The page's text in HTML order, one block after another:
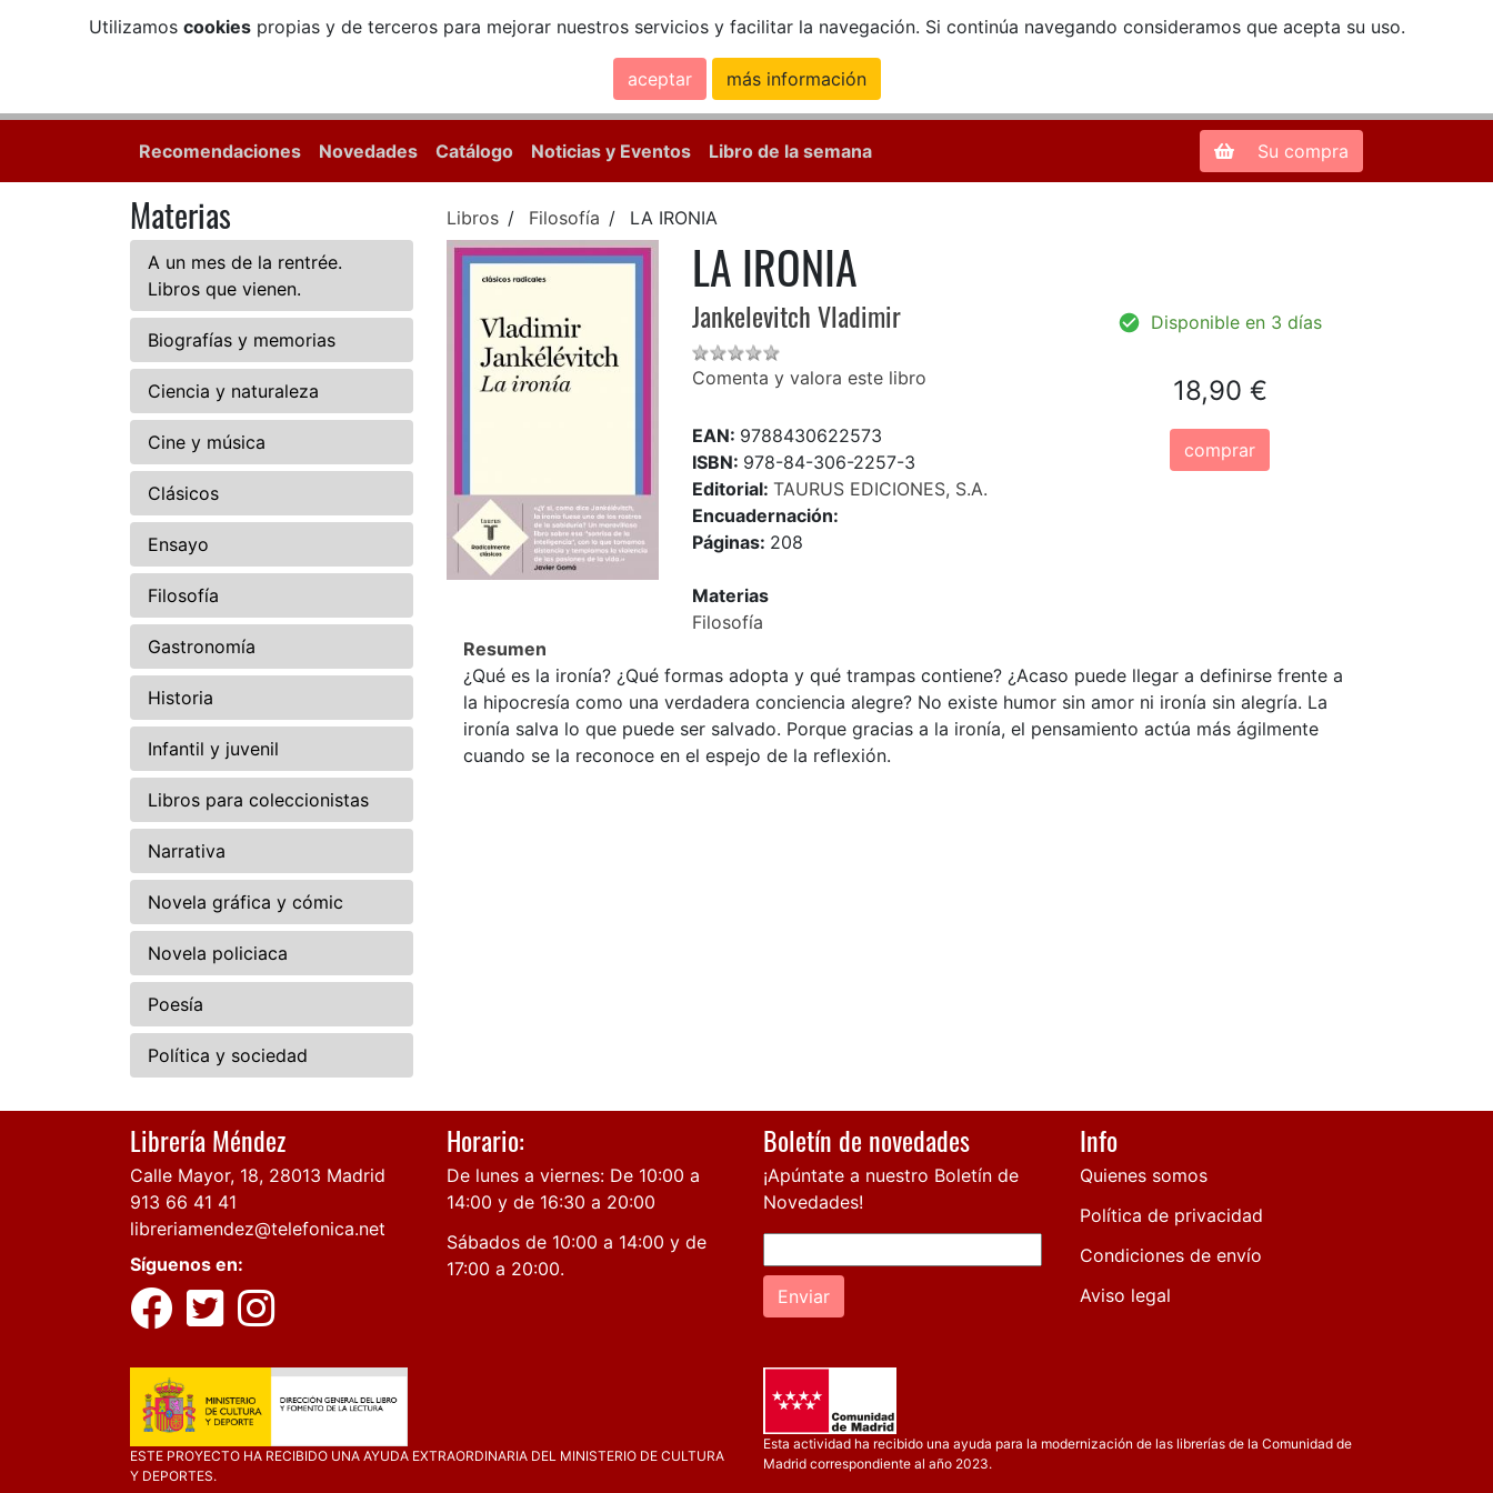
Utilizamos cookiespropias y de terceros para mejorar nuestros servicios y facilitar la navegación. Si continúa navegando consideramos que acepta su uso.
aceptar más información
Zona de Clientes
Recomendaciones Novedades Catálogo Noticias y Eventos Libro de la semana Su compra
Materias
A un mes de la rentrée.
Libros que vienen.
Biografías y memorias
Ciencia y naturaleza
Cine y música
Clásicos
Ensayo
Filosofía
Gastronomía
Historia
Infantil y juvenil
Libros para coleccionistas
Narrativa
Novela gráfica y cómic
Novela policiaca
Poesía
Política y sociedad
Libros Filosofía LA IRONIA
LA IRONIA
Jankelevitch Vladimir
Comenta y valora este libro
EAN: 9788430622573
ISBN: 978-84-306-2257-3
Editorial:TAURUS EDICIONES, S.A.
Encuadernación:
Páginas: 208
Materias
Filosofía
Disponible en 3 días
18,90 €
comprar
Resumen
¿Qué es la ironía? ¿Qué formas adopta y qué trampas contiene? ¿Acaso puede llegar a definirse frente a
la hipocresía como una verdadera conciencia alegre? No existe humor sin amor ni ironía sin alegría. La
ironía salva lo que puede ser salvado. Porque gracias a la ironía, el pensamiento actúa más ágilmente
cuando se la reconoce en el espejo de la reflexión.
Librería Méndez
Calle Mayor, 18, 28013 Madrid
913 66 41 41
libreriamendez@telefonica.net
Síguenos en:
Horario:
De lunes a viernes: De 10:00 a
14:00 y de 16:30 a 20:00
Sábados de 10:00 a 14:00 y de
17:00 a 20:00.
Boletín de novedades
¡Apúntate a nuestro Boletín de
Novedades!
Enviar
Info
Quienes somos
Política de privacidad
Condiciones de envío
Aviso legal
ESTE PROYECTO HA RECIBIDO UNA AYUDA EXTRAORDINARIA DEL MINISTERIO DE CULTURA
Y DEPORTES.
Esta actividad ha recibido una ayuda para la modernización de las librerías de la Comunidad de
Madrid correspondiente al año 2023.